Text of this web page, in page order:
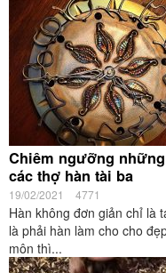
Chiêm ngưỡng
các thợ hàn tài ba
19/02/2021 4771
Hàn không đơn giản chỉ là
là phải hàn làm cho cho
môn thì...